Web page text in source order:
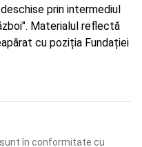
prin intermediul
Materialul reflectă
cu poziția Fundației
în conformitate cu